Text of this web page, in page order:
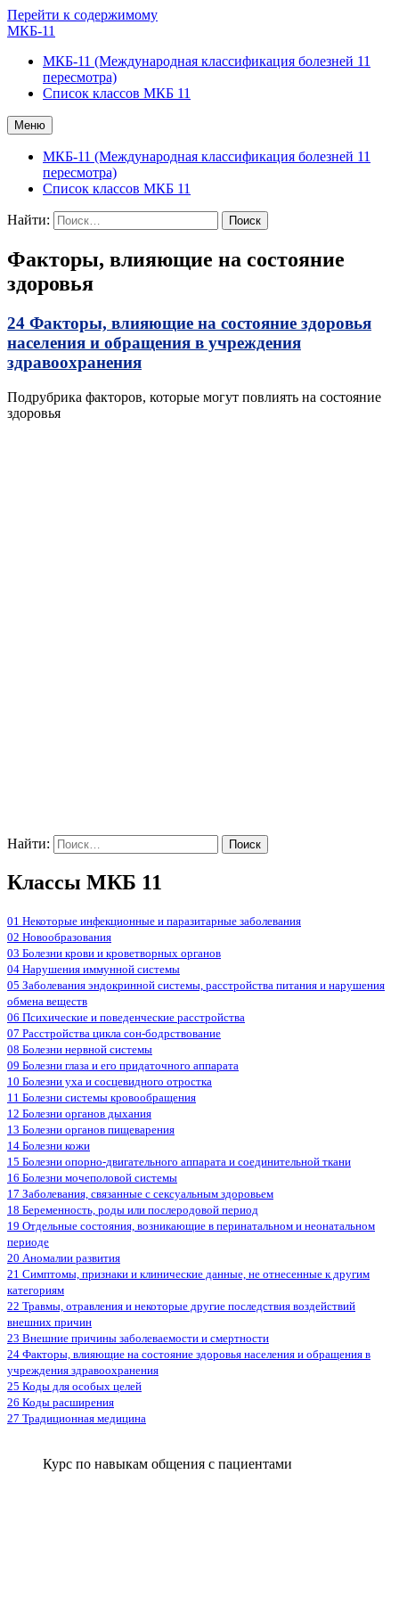
Перейти к содержимому
МКБ-11
МКБ-11 (Международная классификация болезней 11
пересмотра)
Список классов МКБ 11
Меню
МКБ-11 (Международная классификация болезней 11
пересмотра)
Список классов МКБ 11
Найти:
Факторы, влияющие на состояние
здоровья
24 Факторы, влияющие на состояние здоровья
населения и обращения в учреждения
здравоохранения
Подрубрика факторов, которые могут повлиять на состояние
здоровья
Найти:
Классы МКБ 11
01 Некоторые инфекционные и паразитарные заболевания
02 Новообразования
03 Болезни крови и кроветворных органов
04 Нарушения иммунной системы
05 Заболевания эндокринной системы, расстройства питания и нарушения
обмена веществ
06 Психические и поведенческие расстройства
07 Расстройства цикла сон-бодрствование
08 Болезни нервной системы
09 Болезни глаза и его придаточного аппарата
10 Болезни уха и сосцевидного отростка
11 Болезни системы кровообращения
12 Болезни органов дыхания
13 Болезни органов пищеварения
14 Болезни кожи
15 Болезни опорно-двигательного аппарата и соединительной ткани
16 Болезни мочеполовой системы
17 Заболевания, связанные с сексуальным здоровьем
18 Беременность, роды или послеродовой период
19 Отдельные состояния, возникающие в перинатальном и неонатальном
периоде
20 Аномалии развития
21 Симптомы, признаки и клинические данные, не отнесенные к другим
категориям
22 Травмы, отравления и некоторые другие последствия воздействий
внешних причин
23 Внешние причины заболеваемости и смертности
24 Факторы, влияющие на состояние здоровья населения и обращения в
учреждения здравоохранения
25 Коды для особых целей
26 Коды расширения
27 Традиционная медицина
Курс по навыкам общения с пациентами